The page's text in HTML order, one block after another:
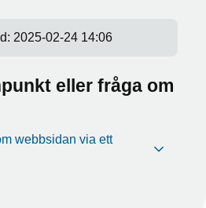
2025-02-24 14:06
eller fråga om
webbsidan via ett